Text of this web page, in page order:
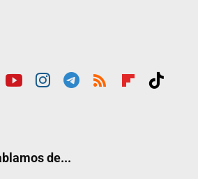
de...